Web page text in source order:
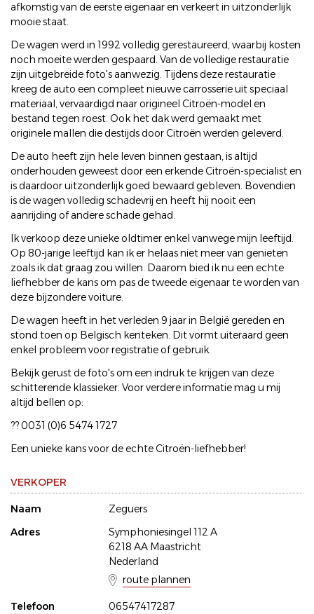
afkomstig van de eerste eigenaar en verkeert in uitzonderlijk
mooie staat.
De wagen werd in 1992 volledig gerestaureerd, waarbij kosten
noch moeite werden gespaard. Van de volledige restauratie
zijn uitgebreide foto's aanwezig. Tijdens deze restauratie
kreeg de auto een compleet nieuwe carrosserie uit speciaal
materiaal, vervaardigd naar origineel Citroën-model en
bestand tegen roest. Ook het dak werd gemaakt met
originele mallen die destijds door Citroën werden geleverd.
De auto heeft zijn hele leven binnen gestaan, is altijd
onderhouden geweest door een erkende Citroën-specialist en
is daardoor uitzonderlijk goed bewaard gebleven. Bovendien
is de wagen volledig schadevrij en heeft hij nooit een
aanrijding of andere schade gehad.
Ik verkoop deze unieke oldtimer enkel vanwege mijn leeftijd.
Op 80-jarige leeftijd kan ik er helaas niet meer van genieten
zoals ik dat graag zou willen. Daarom bied ik nu een echte
liefhebber de kans om pas de tweede eigenaar te worden van
deze bijzondere voiture.
De wagen heeft in het verleden 9 jaar in België gereden en
stond toen op Belgisch kenteken. Dit vormt uiteraard geen
enkel probleem voor registratie of gebruik.
Bekijk gerust de foto's om een indruk te krijgen van deze
schitterende klassieker. Voor verdere informatie mag u mij
altijd bellen op:
?? 0031 (0)6 5474 1727
Een unieke kans voor de echte Citroën-liefhebber!
VERKOPER
Naam
Zeguers
Adres
Symphoniesingel 112 A
6218 AA Maastricht
Nederland
route plannen
Telefoon
06547417287